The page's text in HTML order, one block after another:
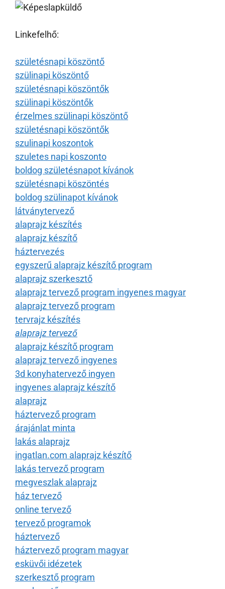
Linkefelhő:
születésnapi köszöntő
szülinapi köszöntő
születésnapi köszöntők
szülinapi köszöntők
érzelmes szülinapi köszöntő
születésnapi köszöntők
szulinapi koszontok
szuletes napi koszonto
boldog születésnapot kívánok
születésnapi köszöntés
boldog szülinapot kívánok
látványtervező
alaprajz készítés
alaprajz készítő
háztervezés
egyszerű alaprajz készítő program
alaprajz szerkesztő
alaprajz tervező program ingyenes magyar
alaprajz tervező program
tervrajz készítés
alaprajz tervező
alaprajz készítő program
alaprajz tervező ingyenes
3d konyhatervező ingyen
ingyenes alaprajz készítő
alaprajz
háztervező program
árajánlat minta
lakás alaprajz
ingatlan.com alaprajz készítő
lakás tervező program
megveszlak alaprajz
ház tervező
online tervező
tervező programok
háztervező
háztervező program magyar
esküvői idézetek
szerkesztő program